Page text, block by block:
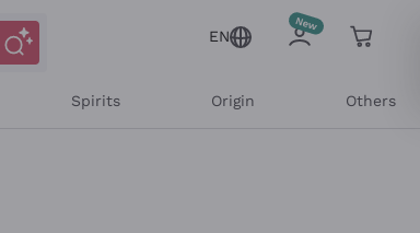
EN
Spirits Origin Others